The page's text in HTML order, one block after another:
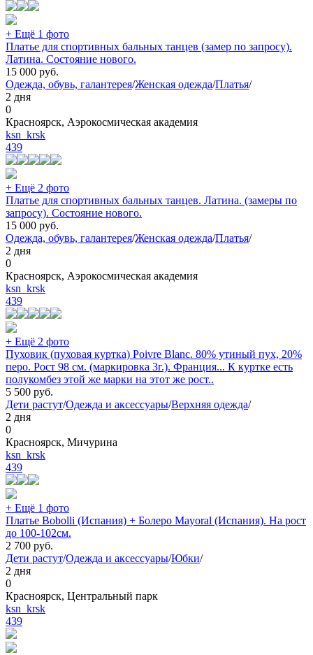
+ Ещё 1 фото
Платье для спортивных бальных танцев (замер по запросу).
Латина. Состояние нового.
15 000 руб.
Одежда, обувь, галантерея/Женская одежда/Платья/
2 дня
0
Красноярск, Аэрокосмическая академия
ksn_krsk
439
+ Ещё 2 фото
Платье для спортивных бальных танцев. Латина. (замеры по
запросу). Состояние нового.
15 000 руб.
Одежда, обувь, галантерея/Женская одежда/Платья/
2 дня
0
Красноярск, Аэрокосмическая академия
ksn_krsk
439
+ Ещё 2 фото
Пуховик (пуховая куртка) Poivre Blanc. 80% утиный пух, 20%
перо. Рост 98 см. (маркировка 3г.). Франция... К куртке есть
полукомбез этой же марки на этот же рост..
5 500 руб.
Дети растут/Одежда и аксессуары/Верхняя одежда/
2 дня
0
Красноярск, Мичурина
ksn_krsk
439
+ Ещё 1 фото
Платье Bobolli (Испания) + Болеро Mayoral (Испания). На рост
до 100-102см.
2 700 руб.
Дети растут/Одежда и аксессуары/Юбки/
2 дня
0
Красноярск, Центральный парк
ksn_krsk
439